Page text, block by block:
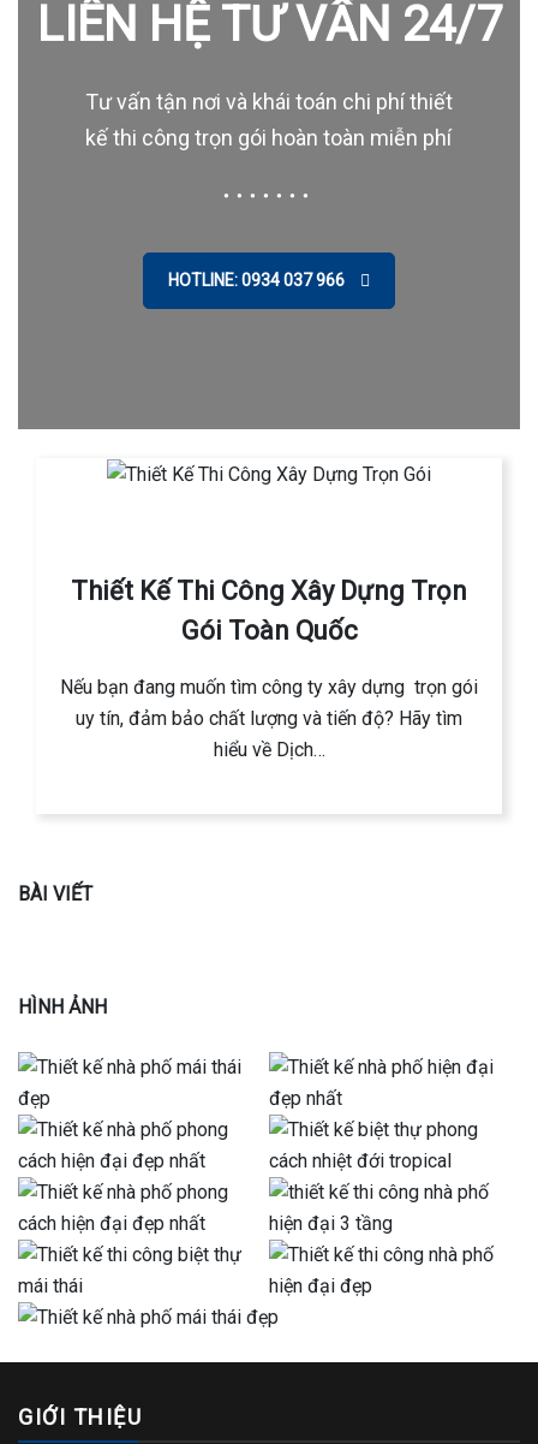
LIÊN HỆ TƯ VẤN 24/7
Tư vấn tận nơi và khái toán chi phí thiết
kế thi công trọn gói hoàn toàn miễn phí
HOTLINE: 0934 037 966
Thiết Kế Thi Công Xây Dựng Trọn
Gói Toàn Quốc
Nếu bạn đang muốn tìm công ty xây dựng trọn gói
uy tín, đảm bảo chất lượng và tiến độ? Hãy tìm
hiểu về Dịch…
BÀI VIẾT
HÌNH ẢNH
GIỚI THIỆU